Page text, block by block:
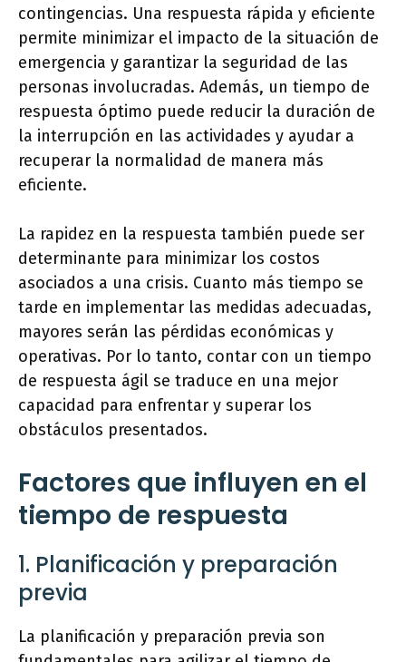
contingencias. Una respuesta rápida y eficiente
permite minimizar el impacto de la situación de
emergencia y garantizar la seguridad de las
personas involucradas. Además, un tiempo de
respuesta óptimo puede reducir la duración de
la interrupción en las actividades y ayudar a
recuperar la normalidad de manera más
eficiente.
La rapidez en la respuesta también puede ser
determinante para minimizar los costos
asociados a una crisis. Cuanto más tiempo se
tarde en implementar las medidas adecuadas,
mayores serán las pérdidas económicas y
operativas. Por lo tanto, contar con un tiempo
de respuesta ágil se traduce en una mejor
capacidad para enfrentar y superar los
obstáculos presentados.
Factores que influyen en el
tiempo de respuesta
1. Planificación y preparación
previa
La planificación y preparación previa son